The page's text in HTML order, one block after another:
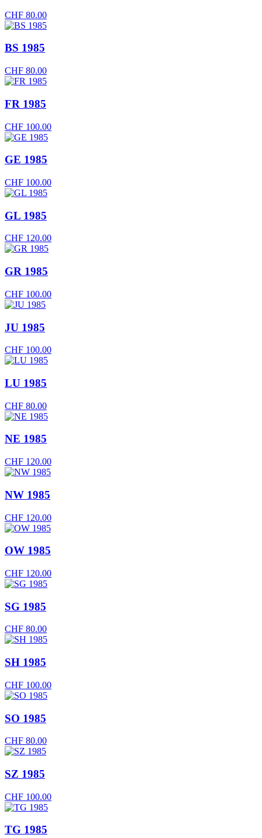
CHF 80.00
BS 1985
CHF 80.00
FR 1985
CHF 100.00
GE 1985
CHF 100.00
GL 1985
CHF 120.00
GR 1985
CHF 100.00
JU 1985
CHF 100.00
LU 1985
CHF 80.00
NE 1985
CHF 120.00
NW 1985
CHF 120.00
OW 1985
CHF 120.00
SG 1985
CHF 80.00
SH 1985
CHF 100.00
SO 1985
CHF 80.00
SZ 1985
CHF 100.00
TG 1985